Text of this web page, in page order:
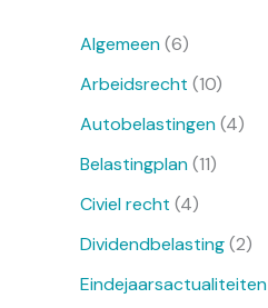
Algemeen(6)
Arbeidsrecht (10)
Autobelastingen(4)
Belastingplan(11)
Civiel recht (4)
Dividendbelasting(2)
Eindejaarsactualiteiten